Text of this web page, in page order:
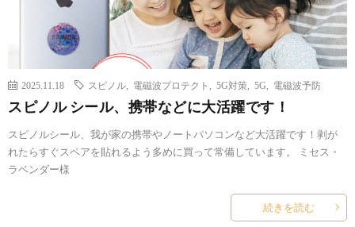
2025.11.18 スピノル 電磁波プロテクト 5G対策 5G 電磁波予防
スピノル シール、携帯などに大活躍です！
スピノルシール、我が家の携帯やノートパソコンなど大活躍です！剥が
れたらすぐスペアを貼れるよう多めに買って常備しています。 ミセス・
ラベンダー様
続きを読む